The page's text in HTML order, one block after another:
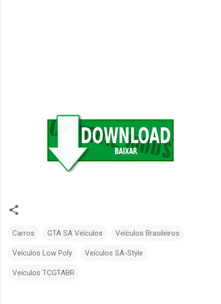
Carros GTA SA Veículos Veículos Brasileiros
Veículos Low Poly Veículos SA-Style
Veiculos TCGTABR